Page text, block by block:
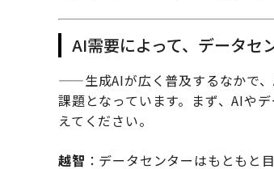
AI需要によって、データセ
——生成AIが広く普及するなかで
課題となっています。まず、AIや
えてください。
越智 ：データセンターはもともと